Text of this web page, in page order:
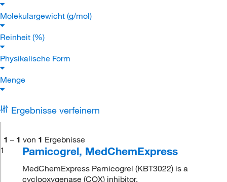
Molekulargewicht (g/mol)
Reinheit (%)
Physikalische Form
Menge
Ergebnisse verfeinern
1 – 1 von 1 Ergebnisse
1
Pamicogrel, MedChemExpress
MedChemExpress Pamicogrel (KBT3022) is a
cyclooxygenase (COX) inhibitor.